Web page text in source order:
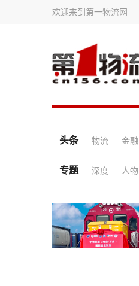
欢迎来到第一物流网
头条 物流 金融
专题 深度 人物